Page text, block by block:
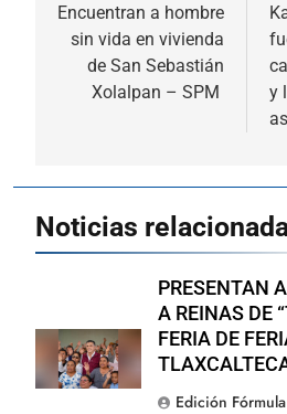
de
entradas
Encuentran a hombre
sin vida en vivienda
de San Sebastián
Xolalpan – SPM
y
Noticias
PRESENTAN
A REINAS DE
FERIA DE
Edición